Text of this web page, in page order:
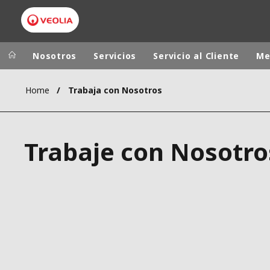
Grupo Veolia
CAMPUS
AUSTRALIA Y
Nosotros Servicios Servicio al Cliente
Home Trabaja con Nosotros
Trabaje con